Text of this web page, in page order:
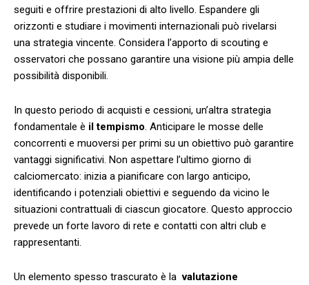
seguiti e offrire prestazioni di alto livello. Espandere gli
orizzonti e studiare i movimenti internazionali può ‌rivelarsi
⁤una strategia vincente. Considera​ l’apporto di scouting e
osservatori⁣ che possano garantire una visione ⁢più⁤ ampia delle
possibilità disponibili.
In questo periodo di acquisti e cessioni, un’altra strategia
fondamentale è⁤ il tempismo . Anticipare le mosse delle
concorrenti e muoversi per primi su un ⁣obiettivo può garantire
vantaggi significativi. Non aspettare l’ultimo giorno di
calciomercato: inizia a pianificare con largo anticipo,
‍identificando i‌ potenziali obiettivi e seguendo​ da vicino le
situazioni contrattuali ‌di ciascun ​giocatore. Questo ​approccio
prevede un forte lavoro di rete e contatti con altri club e
‍rappresentanti.
Un elemento spesso trascurato ​è la ⁣valutazione